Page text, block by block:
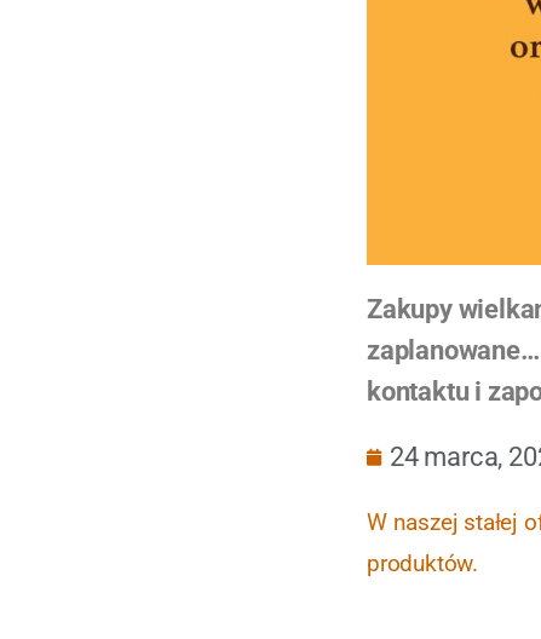
Zakupy
kontaktu i
24 marca,
W naszej stałej
produktów.